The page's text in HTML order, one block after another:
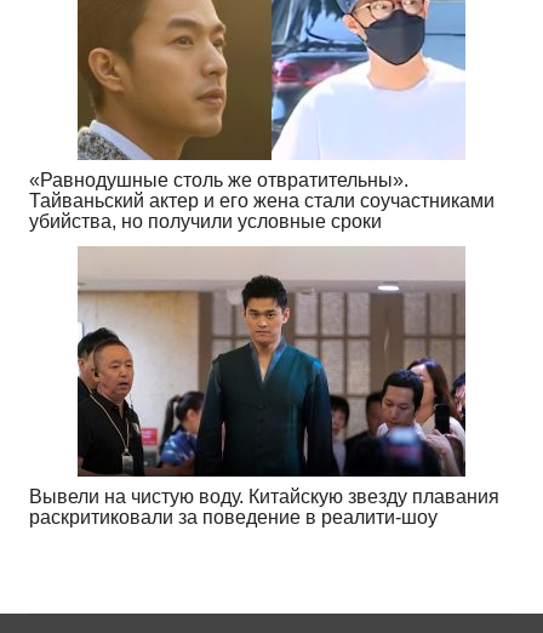
«Равнодушные столь же отвратительны».
Тайваньский актер и его жена стали соучастниками
убийства, но получили условные сроки
Вывели на чистую воду. Китайскую звезду плавания
раскритиковали за поведение в реалити-шоу